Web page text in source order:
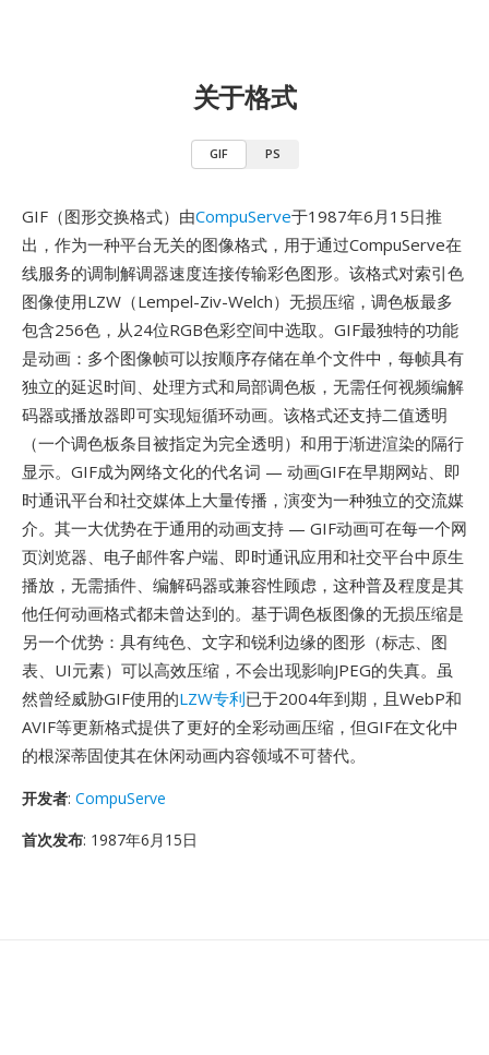
关于格式
GIF PS
GIF（图形交换格式）由CompuServe于1987年6月15日推
出，作为一种平台无关的图像格式，用于通过CompuServe在
线服务的调制解调器速度连接传输彩色图形。该格式对索引色
图像使用LZW（Lempel-Ziv-Welch）无损压缩，调色板最多
包含256色，从24位RGB色彩空间中选取。GIF最独特的功能
是动画：多个图像帧可以按顺序存储在单个文件中，每帧具有
独立的延迟时间、处理方式和局部调色板，无需任何视频编解
码器或播放器即可实现短循环动画。该格式还支持二值透明
（一个调色板条目被指定为完全透明）和用于渐进渲染的隔行
显示。GIF成为网络文化的代名词 — 动画GIF在早期网站、即
时通讯平台和社交媒体上大量传播，演变为一种独立的交流媒
介。其一大优势在于通用的动画支持 — GIF动画可在每一个网
页浏览器、电子邮件客户端、即时通讯应用和社交平台中原生
播放，无需插件、编解码器或兼容性顾虑，这种普及程度是其
他任何动画格式都未曾达到的。基于调色板图像的无损压缩是
另一个优势：具有纯色、文字和锐利边缘的图形（标志、图
表、UI元素）可以高效压缩，不会出现影响JPEG的失真。虽
然曾经威胁GIF使用的LZW专利已于2004年到期，且WebP和
AVIF等更新格式提供了更好的全彩动画压缩，但GIF在文化中
的根深蒂固使其在休闲动画内容领域不可替代。
开发者: CompuServe
首次发布: 1987年6月15日